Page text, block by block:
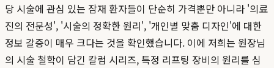
당 시술에 관심 있는 잠재 환자들이 단순히 가격뿐만 아니라 '의료
진의 전문성', '시술의 정확한 원리', '개인별 맞춤 디자인'에 대한
정보 갈증이 매우 크다는 것을 확인했습니다. 이에 저희는 원장님
의 시술 철학이 담긴 칼럼 시리즈, 특정 리프팅 장비의 원리를 심